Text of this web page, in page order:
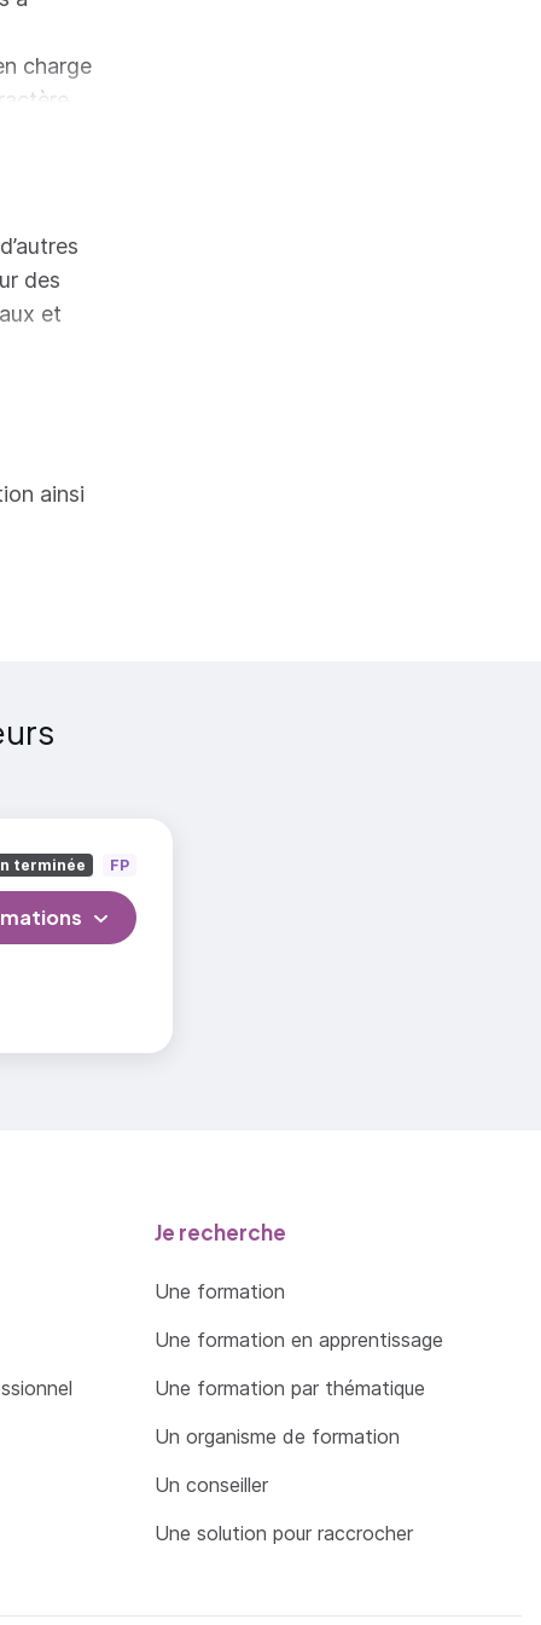
charge
des
et
ainsi
terminée FP
Je recherche
Une formation
Une formation en apprentissage
Une formation par thématique
Un organisme de formation
Un conseiller
Une solution pour raccrocher